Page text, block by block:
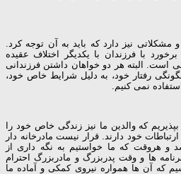
نیز دارد که باید به آن توجه کرد.
با فرزندان با یکدیگر اختلاف عقیده
است. البته هر دو خواهان داشتن فرزندانی
رفتار خود، به دلیل شرایط خاص خود،
نمی کنیم.
بپذیریم که والدین ما نیز زندگی خاص خود را
خود دارند. قرار نیست مادرخانه دار
و هروقت که ما خواستیم به نگه داری از
ها و وقت پدربزرگ و مادربزرگ احترام
که آن ها همواره نیروی کمکی و آماده ما